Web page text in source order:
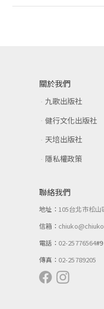
關於我們
九歌出版社
健行文化出版社
天培出版社
隱私權政策
聯絡我們
地址： 105台北市松
信箱：
電話： 02-25776564#9
傳真： 02-25789205